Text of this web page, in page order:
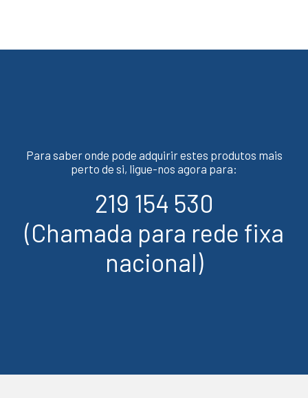
Para saber onde pode adquirir estes produtos mais
perto de si, ligue-nos agora para:
219 154 530
(Chamada para rede fixa
nacional)